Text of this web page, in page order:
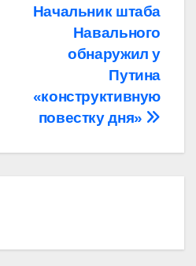
Начальник штаба
Навального
обнаружил у
Путина
«конструктивную
повестку дня»